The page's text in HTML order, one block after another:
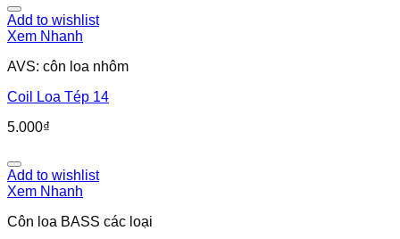
Add to wishlist
Xem Nhanh
AVS: côn loa nhôm
Coil Loa Tép 14
5.000₫
Add to wishlist
Xem Nhanh
Côn loa BASS các loại